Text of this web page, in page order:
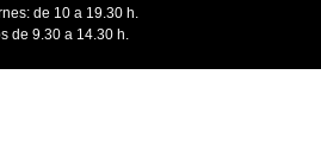
de 10 a 19.30 h.
de 9.30 a 14.30 h.